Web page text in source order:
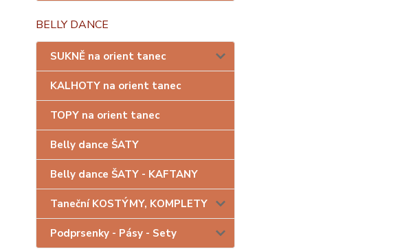
BELLY DANCE
SUKNĚ na orient tanec
KALHOTY na orient tanec
TOPY na orient tanec
Belly dance ŠATY
Belly dance ŠATY - KAFTANY
Taneční KOSTÝMY, KOMPLETY
Podprsenky - Pásy - Sety